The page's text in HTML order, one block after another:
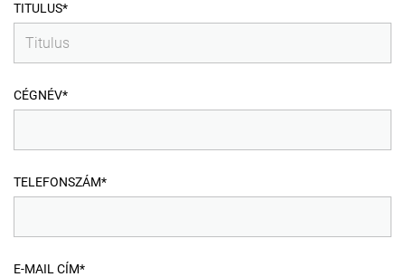
TITULUS*
CÉGNÉV*
TELEFONSZÁM*
E-MAIL CÍM*